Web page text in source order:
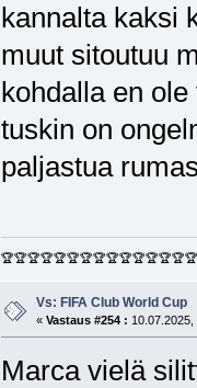
kannalta kaksi
muut sitoutuu
kohdalla en
tuskin on
paljastua
🏆🏆🏆🏆🏆🏆🏆🏆🏆🏆🏆🏆🏆🏆🏆
Vs: FIFA Club World Cup
« Vastaus #254 : 10.07.2025,
Marca vielä